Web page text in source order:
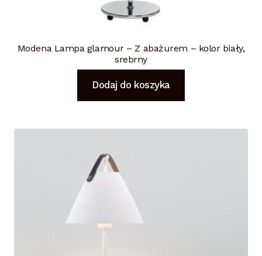
Modena Lampa glamour – Z abażurem – kolor biały,
srebrny
Dodaj do koszyka